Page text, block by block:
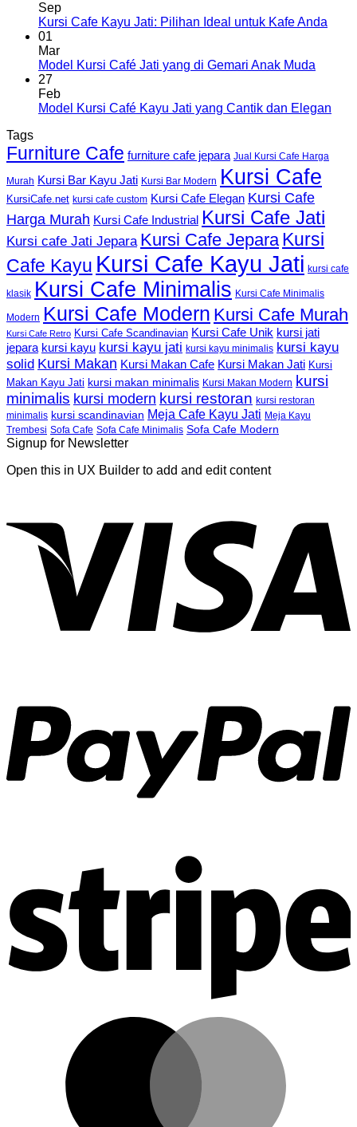
Sep
Kursi Cafe Kayu Jati: Pilihan Ideal untuk Kafe Anda
01
Mar
Model Kursi Café Jati yang di Gemari Anak Muda
27
Feb
Model Kursi Café Kayu Jati yang Cantik dan Elegan
Tags
Furniture Cafe furniture cafe jepara Jual Kursi Cafe Harga
Murah Kursi Bar Kayu Jati Kursi Bar Modern Kursi Cafe
KursiCafe.net kursi cafe custom Kursi Cafe Elegan Kursi Cafe
Harga Murah Kursi Cafe Industrial Kursi Cafe Jati
Kursi cafe Jati Jepara Kursi Cafe Jepara Kursi
Cafe Kayu Kursi Cafe Kayu Jati kursi cafe
klasik Kursi Cafe Minimalis Kursi Cafe Minimalis
Modern Kursi Cafe Modern Kursi Cafe Murah
Kursi Cafe Retro Kursi Cafe Scandinavian Kursi Cafe Unik kursi jati
jepara kursi kayu kursi kayu jati kursi kayu minimalis kursi kayu
solid Kursi Makan Kursi Makan Cafe Kursi Makan Jati Kursi
Makan Kayu Jati kursi makan minimalis Kursi Makan Modern kursi
minimalis kursi modern kursi restoran kursi restoran
minimalis kursi scandinavian Meja Cafe Kayu Jati Meja Kayu
Trembesi Sofa Cafe Sofa Cafe Minimalis Sofa Cafe Modern
Signup for Newsletter
Open this in UX Builder to add and edit content